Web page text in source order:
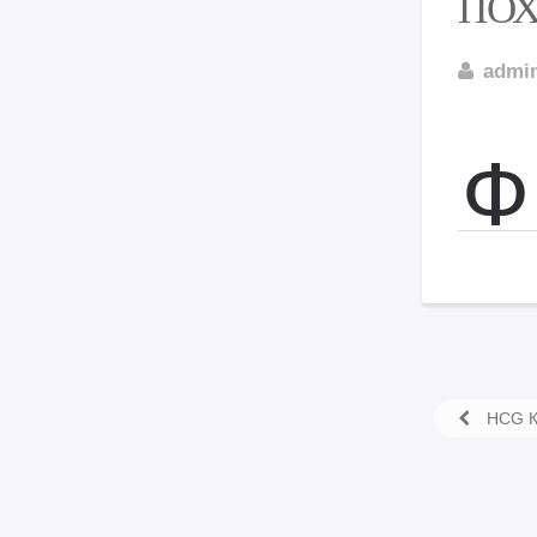
Ф
HCG